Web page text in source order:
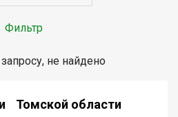
Фильтр
не найдено
Томской области